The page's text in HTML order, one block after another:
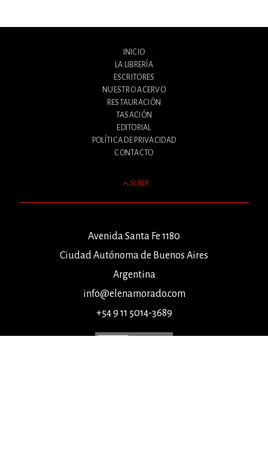
INICIO
LA LIBRERÍA
ESCRITORES
NUESTRO ACERVO
RESTAURACIÓN
TASACIÓN
EDITORIAL
POLÍTICA DE PRIVACIDAD
CONTACTO
SUBIR
Avenida Santa Fe 1180
Ciudad Autónoma de Buenos Aires
Argentina
info@elenamorado.com
+54 9 11 5014-3689